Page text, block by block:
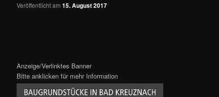
Veröffentlicht am15. August 2017
Anzeige/Verlinktes Banner
Bitte anklicken für mehr Information